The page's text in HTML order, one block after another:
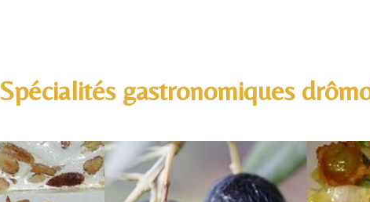
Spécialités gastronomiques